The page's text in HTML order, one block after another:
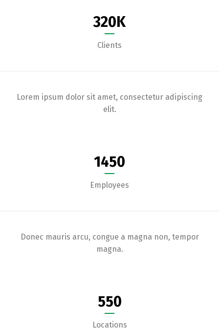
320K
Clients
Lorem ipsum dolor sit amet, consectetur adipiscing
elit.
1450
Employees
Donec mauris arcu, congue a magna non, tempor
magna.
550
Locations